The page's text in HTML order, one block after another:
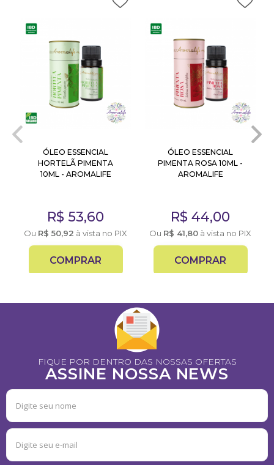
ÓLEO ESSENCIAL
HORTELÃ PIMENTA
10ML - AROMALIFE
R$ 53,60
Ou R$50,92 à vista no PIX
COMPRAR
ÓLEO ESSENCIAL
PIMENTA ROSA 10ML -
AROMALIFE
R$44,00
Ou R$ 41,80 à vista no PIX
COMPRAR
FIQUE POR DENTRO DAS NOSSAS OFERTAS
ASSINE NOSSA NEWS